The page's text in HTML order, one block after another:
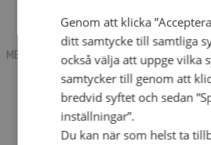
Lediga tjänster
Sommargårdar
MENU
MENU
Search mobile
English
Hej! Vad söker du?
Kontakt
Kalender
Genom att klicka
ditt samtycke till samtliga
också välja att uppge vilka
samtycker till genom att
bredvid syftet och sedan
inställningar”.
Du kan när som helst ta